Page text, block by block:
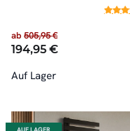
ab 505,95 €
194,95 €
Auf Lager
AUF LAGER